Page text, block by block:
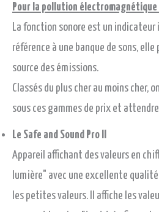
Pour la pollution électromagnétique
La fonction sonore est un indicateur
référence à une banque de sons,
source des émissions.
Classés du plus cher au moins cher,
sous ces gammes de prix et
Le Safe and Sound Pro II
Appareil affichant des valeurs en
lumière" avec une excellente
les petites valeurs. Il affiche les